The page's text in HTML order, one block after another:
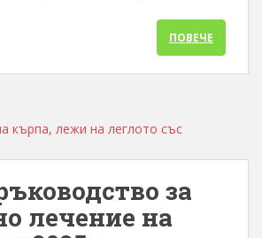
ПОВЕЧЕ
за
лечение на